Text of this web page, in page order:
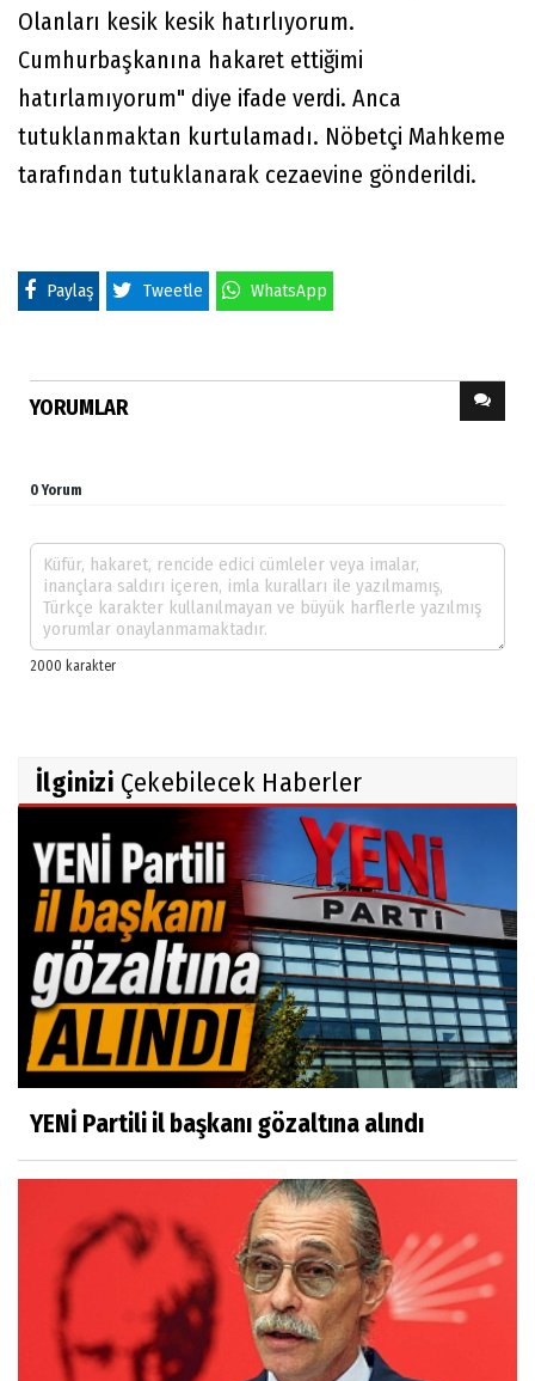
Olanları kesik kesik hatırlıyorum.
Cumhurbaşkanına hakaret ettiğimi
hatırlamıyorum" diye ifade verdi. Anca
tutuklanmaktan kurtulamadı. Nöbetçi Mahkeme
tarafından tutuklanarak cezaevine gönderildi.
Paylaş Tweetle WhatsApp
YORUMLAR
0 Yorum
İlginizi Çekebilecek Haberler
YENİ Partili il başkanı gözaltına alındı